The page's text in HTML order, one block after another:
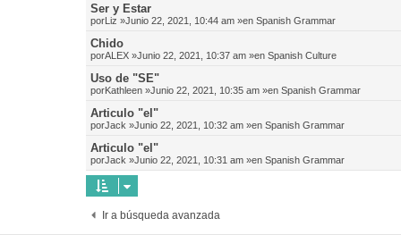
Ser y Estar
porLiz »Junio 22, 2021, 10:44 am »en Spanish Grammar
Chido
porALEX »Junio 22, 2021, 10:37 am »en Spanish Culture
Uso de "SE"
porKathleen »Junio 22, 2021, 10:35 am »en Spanish Grammar
Articulo "el"
porJack »Junio 22, 2021, 10:32 am »en Spanish Grammar
Articulo "el"
porJack »Junio 22, 2021, 10:31 am »en Spanish Grammar
Ir a búsqueda avanzada